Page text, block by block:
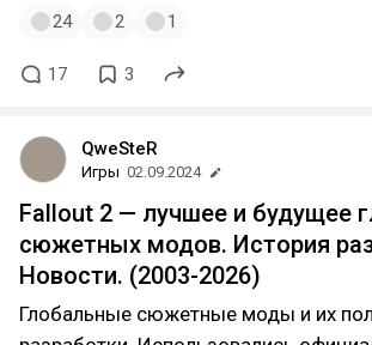
24 2 1
17 3
QweSteR
Игры 02.09.2024
Fallout 2 — лучшее и будущее
сюжетных модов. История
Новости. (2003-2026)
Глобальные сюжетные моды и их